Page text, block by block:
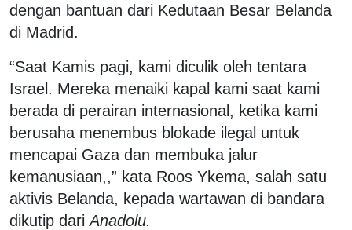
dengan bantuan dari Kedutaan Besar Belanda
di Madrid.
“Saat Kamis pagi, kami diculik oleh tentara
Israel. Mereka menaiki kapal kami saat kami
berada di perairan internasional, ketika kami
berusaha menembus blokade ilegal untuk
mencapai Gaza dan membuka jalur
kemanusiaan,,” kata Roos Ykema, salah satu
aktivis Belanda, kepada wartawan di bandara
dikutip dariAnadolu.